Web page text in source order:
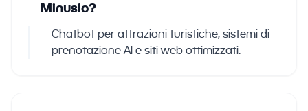
Minusio?
Chatbot per attrazioni turistiche, sistemi di
prenotazione AI e siti web ottimizzati.